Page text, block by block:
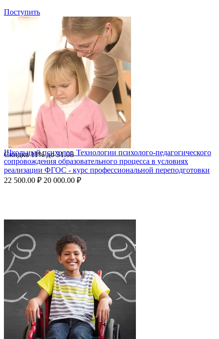
Поступить
Скидка11%до31.08
Школьный психолог. Технологии психолого-педагогического
сопровождения образовательного процесса в условиях
реализации ФГОС - курс профессиональной переподготовки
22 500.00 ₽ 20 000.00 ₽